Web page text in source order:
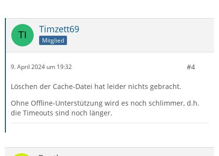
Timzett69
Mitglied
9. April 2024 um 19:32 #4
Löschen der Cache-Datei hat leider nichts gebracht.
Ohne Offline-Unterstützung wird es noch schlimmer, d.h.
die Timeouts sind noch länger.